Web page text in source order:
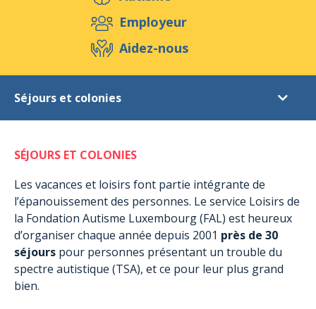
Aidez-nous
Evénements Publications Médias
Ressources & Outils
Employeur
Aidez-nous
Séjours et colonies
Soutien post-diagnostic
Activités de jour pour adultes
Activités extrascolaires
Hébergement à Munshausen
Hébergement à Rambrouch
Séjours de courte durée
SÉJOURS ET COLONIES
Les vacances et loisirs font partie intégrante de
l’épanouissement des personnes. Le service Loisirs de
la Fondation Autisme Luxembourg (FAL) est heureux
d’organiser chaque année depuis 2001 près de 30
séjours pour personnes présentant un trouble du
spectre autistique (TSA), et ce pour leur plus grand
bien.